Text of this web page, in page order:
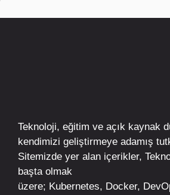
Teknoloji, eğitim ve açık kaynak
kendimizi geliştirmeye adamış
Sitemizde yer alan içerikler,
başta olmak
üzere; Kubernetes, Docker,